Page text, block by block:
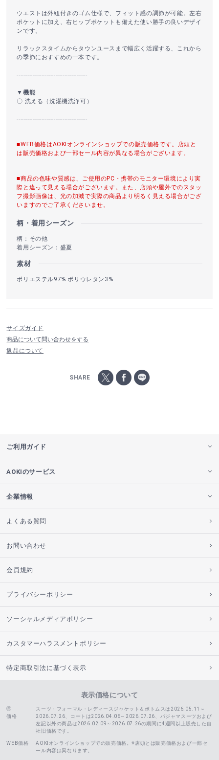
ウエストは外紐付きのゴム仕様で、フィット感の調節が可能。左右
ポケットに加え、右ヒップポケットも備えた使い勝手の良いデザイ
ンです。
リラックスタイムからタウンユースまで幅広く活躍する、これから
の季節におすすめの一本です。
----------------------------------------
▼機能
〇 洗える（洗濯機洗浄可）
----------------------------------------
■WEB価格はAOKIオンラインショップでの販売価格です。店頭と
は販売価格および一部セール内容が異なる場合がございます。
■商品の色味や質感は、ご使用のPC・携帯のモニター環境により実
際と違って見える場合がございます。また、店頭や屋外でのスタッ
フ撮影画像は、光の加減で実際の商品より明るく見える場合がござ
いますのでご了承くださいませ。
柄・着用シーズン
柄：その他
着用シーズン：盛夏
素材
ポリエステル97% ポリウレタン3%
サイズガイド
商品について問い合わせをする
返品について
SHARE
ご利用ガイド
AOKIのサービス
企業情報
よくある質問
お問い合わせ
会員規約
プライバシーポリシー
ソーシャルメディアポリシー
カスタマーハラスメントポリシー
特定商取引法に基づく表示
表示価格について
価格
スーツ・フォーマル・レディースジャケット＆ボトムスは2026.05.11～
2026.07.26、コートは2026.04.06～2026.07.26、
パジャマスーツおよび
左記以外の商品は2026.02.09～2026.07.26の期間に4週間以上販売した自
社旧価格です。
WEB価格
AOKIオンラインショップでの販売価格。※店頭とは販売価格および一部セ
ール内容は異なります。